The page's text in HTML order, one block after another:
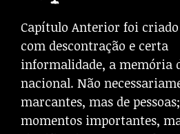
Capítulo Anterior foi
com descontração e certa
informalidade, a memória
nacional. Não
marcantes, mas de
momentos importantes,